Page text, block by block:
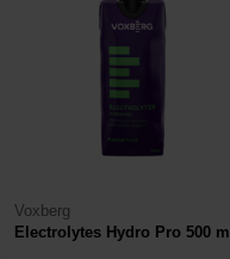
Voxberg
Electrolytes Hydro Pro 500 ml